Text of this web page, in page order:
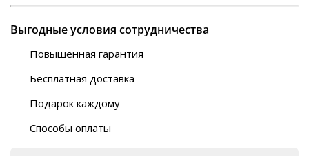
Выгодные условия сотрудничества
Повышенная гарантия
Бесплатная доставка
Автобусы (по ЮФО)
“BlaBlaCar” (по ЮФО)
Подарок каждому
Способы оплаты